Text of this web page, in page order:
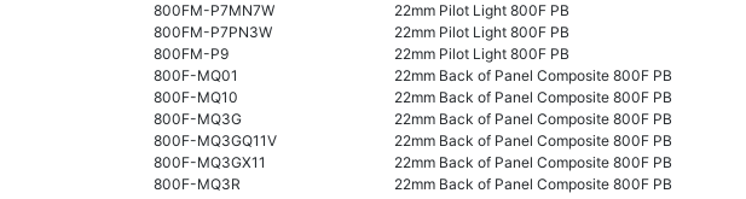
800FM-P7MN7W
22mm Pilot Light 800F PB
800FM-P7PN3W
22mm Pilot Light 800F PB
800FM-P9
22mm Pilot Light 800F PB
800F-MQ01
22mm Back of Panel Composite 800F PB
800F-MQ10
22mm Back of Panel Composite 800F PB
800F-MQ3G
22mm Back of Panel Composite 800F PB
800F-MQ3GQ11V
22mm Back of Panel Composite 800F PB
800F-MQ3GX11
22mm Back of Panel Composite 800F PB
800F-MQ3R
22mm Back of Panel Composite 800F PB